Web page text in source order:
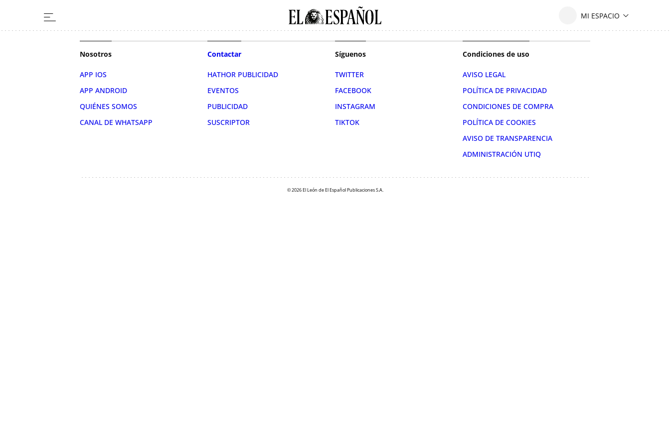
Nosotros
APP IOS
APP ANDROID
QUIÉNES SOMOS
CANAL DE WHATSAPP
Contactar
HATHOR PUBLICIDAD
EVENTOS
PUBLICIDAD
SUSCRIPTOR
Síguenos
TWITTER
FACEBOOK
INSTAGRAM
TIKTOK
Condiciones de uso
AVISO LEGAL
POLÍTICA DE PRIVACIDAD
CONDICIONES DE COMPRA
POLÍTICA DE COOKIES
AVISO DE TRANSPARENCIA
ADMINISTRACIÓN UTIQ
© 2026 El León de El Español Publicaciones S.A.